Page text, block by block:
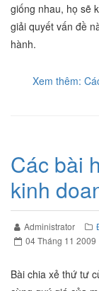
giống nhau, họ sẽ
giải quyết vấn đề
hành.
Xem thêm:
Các bài
kinh
Administrator
04 Tháng 11 2009
Bài chia xẻ thứ tư